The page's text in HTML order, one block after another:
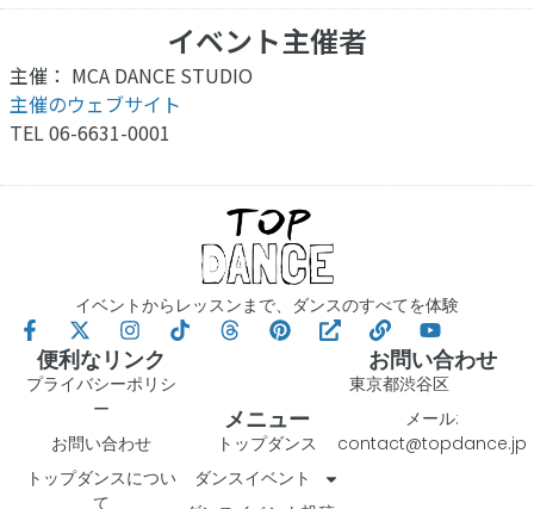
イベント主催者
主催： MCA DANCE STUDIO
主催のウェブサイト
TEL 06-6631-0001
イベントからレッスンまで、ダンスのすべてを体験
便利なリンク
プライバシーポリシ
ー
お問い合わせ
トップダンスについ
て
メニュー
トップダンス
ダンスイベント
お問い合わせ
東京都渋谷区
メール:
contact@topdance.jp